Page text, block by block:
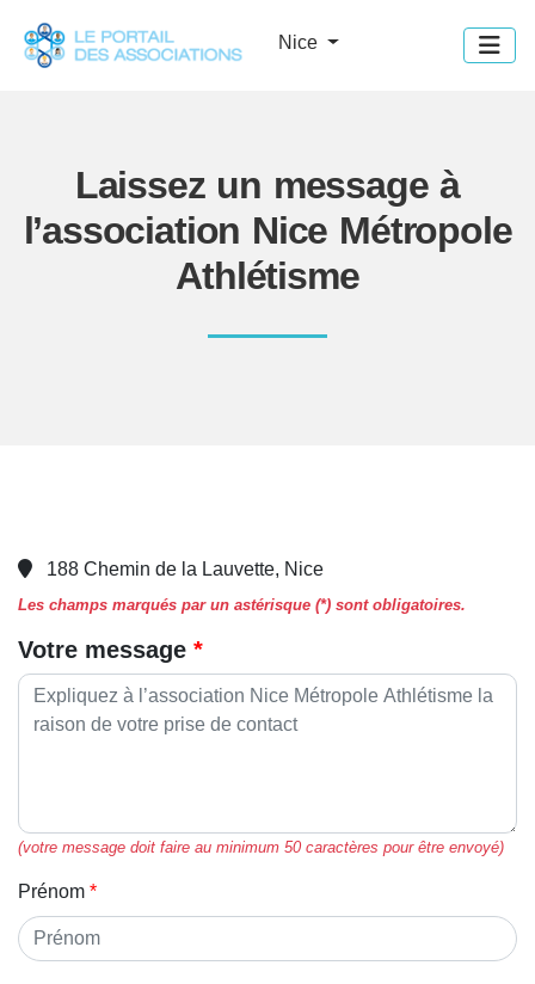
Nice
Laissez un message à
l’association Nice Métropole
Athlétisme
188 Chemin de la Lauvette, Nice
Les champs marqués par un astérisque (*) sont obligatoires.
Votre message
(votre message doit faire au minimum 50 caractères pour être envoyé)
Prénom